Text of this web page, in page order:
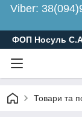
Viber:
ФОП Носуль
Товари та